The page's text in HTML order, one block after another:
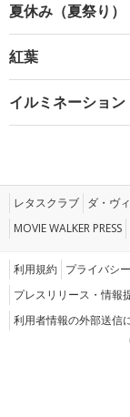
夏休み（夏祭り）
紅葉
イルミネーション
レタスクラブ ダ・ヴ
MOVIE WALKER PRESS
利用規約 プライバシ
プレスリリース・情報
利用者情報の外部送信